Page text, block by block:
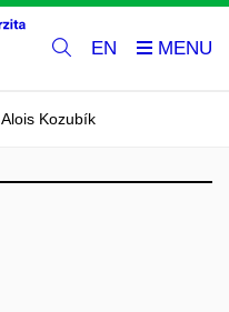
EN
Alois Kozubík